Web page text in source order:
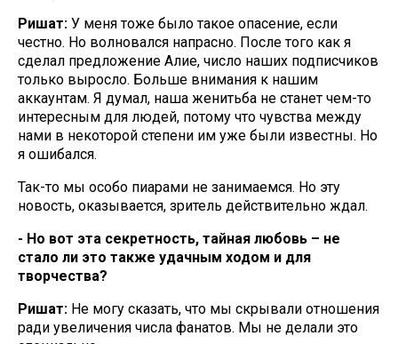
Ришат: У меня тоже было такое опасение, если
честно. Но волновался напрасно. После того как я
сделал предложение Алие, число наших подписчиков
только выросло. Больше внимания к нашим
аккаунтам. Я думал, наша женитьба не станет чем-то
интересным для людей, потому что чувства между
нами в некоторой степени им уже были известны. Но
я ошибался.
Так-то мы особо пиарами не занимаемся. Но эту
новость, оказывается, зритель действительно ждал.
- Но вот эта секретность, тайная любовь – не
стало ли это также удачным ходом и для
творчества?
Ришат: Не могу сказать, что мы скрывали отношения
ради увеличения числа фанатов. Мы не делали это